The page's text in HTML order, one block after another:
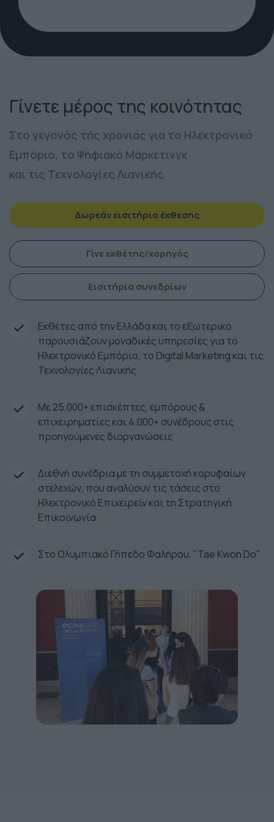
Γίνετε μέρος της κοινότητας
Στο γεγονός τής χρονιάς για το Ηλεκτρονικό
Εμπόριο, το Ψηφιακό Μάρκετινγκ
και τις Τεχνολογίες Λιανικής
Δωρεάν εισιτήριο έκθεσης
Γίνε εκθέτης/χορηγός
Εισιτήρια συνεδρίων
Εκθέτες από την Ελλάδα και το εξωτερικό
παρουσιάζουν μοναδικές υπηρεσίες για το
Ηλεκτρονικό Εμπόριο, το Digital Marketing και τις
Τεχνολογίες Λιανικής
Με 25.000+ επισκέπτες, εμπόρους &
επιχειρηματίες και 4.000+ συνέδρους στις
προηγούμενες διοργανώσεις
Διεθνή συνέδρια με τη συμμετοχή κορυφαίων
στελεχών, που αναλύουν τις τάσεις στο
Ηλεκτρονικό Επιχειρείν και τη Στρατηγική
Επικοινωνία
Στο Ολυμπιακό Γήπεδο Φαλήρου, "Tae Kwon Do"